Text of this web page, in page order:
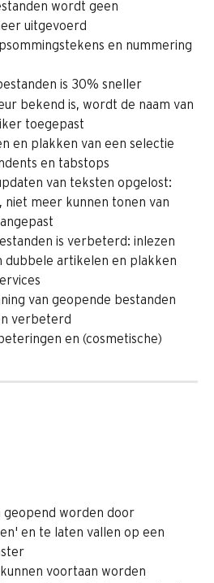
wordt geen
uitgevoerd
en nummering
is 30% sneller
bekend is, wordt de naam van
toegepast
en plakken van een selectie
en tabstops
van teksten opgelost:
meer kunnen tonen van
is verbeterd: inlezen
dubbele artikelen en plakken
van geopende bestanden
verbeterd
en (cosmetische)
geopend worden door
en te laten vallen op een
voortaan worden